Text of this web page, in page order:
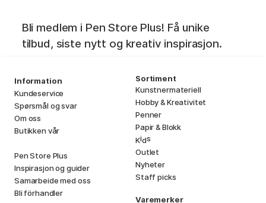
Bli medlem i Pen Store Plus! Få unike
tilbud, siste nytt og kreativ inspirasjon.
Information
Kundeservice
Spørsmål og svar
Om oss
Butikken vår
Pen Store Plus
Inspirasjon og guider
Samarbeide med oss
Bli förhandler
Sortiment
Kunstnermateriell
Hobby & Kreativitet
Penner
Papir & Blokk
Kids
Outlet
Nyheter
Staff picks
Varemerker